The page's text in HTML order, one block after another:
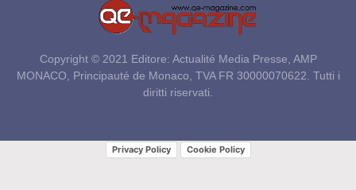
Copyright © 2021 Editore: Actualité Media Presse, AMP
MONACO, Principauté de Monaco, TVA FR 30000070622. Tutti i
diritti riservati.
Privacy Policy Cookie Policy